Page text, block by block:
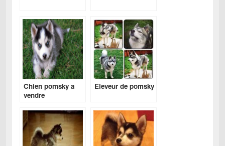
Chien pomsky a
vendre
Eleveur de pomsky